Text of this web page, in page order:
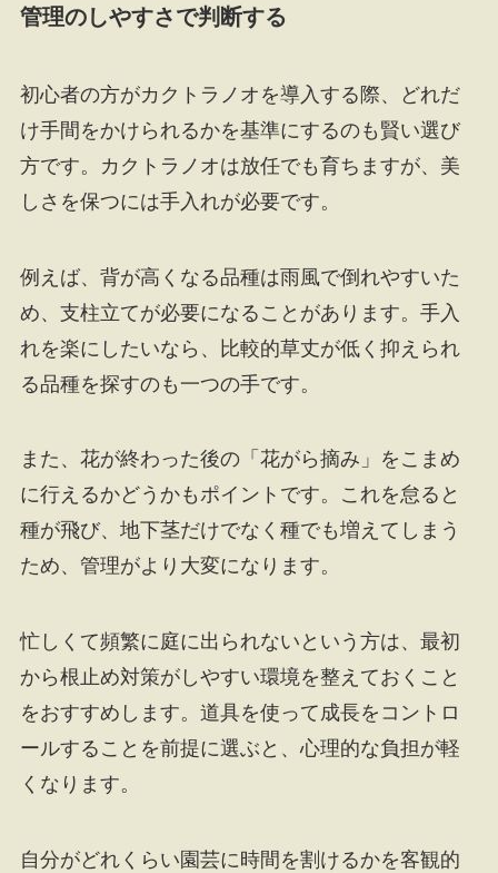
管理のしやすさで判断する
初心者の方がカクトラノオを導入する際、どれだ
け手間をかけられるかを基準にするのも賢い選び
方です。カクトラノオは放任でも育ちますが、美
しさを保つには手入れが必要です。
例えば、背が高くなる品種は雨風で倒れやすいた
め、支柱立てが必要になることがあります。手入
れを楽にしたいなら、比較的草丈が低く抑えられ
る品種を探すのも一つの手です。
また、花が終わった後の「花がら摘み」をこまめ
に行えるかどうかもポイントです。これを怠ると
種が飛び、地下茎だけでなく種でも増えてしまう
ため、管理がより大変になります。
忙しくて頻繁に庭に出られないという方は、最初
から根止め対策がしやすい環境を整えておくこと
をおすすめします。道具を使って成長をコントロ
ールすることを前提に選ぶと、心理的な負担が軽
くなります。
自分がどれくらい園芸に時間を割けるかを客観的